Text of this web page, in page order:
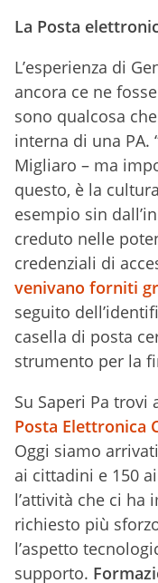
La Posta
L’esperienza di
ancora ce ne
sono qualcosa
interna di una PA.
Migliaro – ma
questo, è la
esempio sin
creduto nelle
credenziali di
venivano forniti
seguito
casella di posta
strumento per la
Su Saperi Pa
Posta Elettronica
Oggi siamo
ai cittadini e 150
l’attività che ci ha
richiesto più
l’aspetto
supporto.